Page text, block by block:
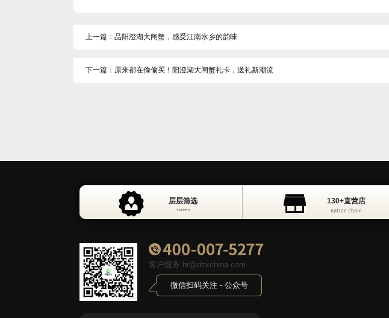
上一篇： 品阳澄湖大闸蟹，感受江南水乡的韵味
下一篇： 原来都在偷偷买！阳澄湖大闸蟹礼卡，送礼新潮流
层层筛选 130+直营店
客户服务:hr@dzxchina.com
微信扫码关注 - 公众号